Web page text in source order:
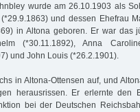
wurde am 26.10.1903 als
und dessen Ehefrau
in Altona geboren. Er war das
(*30.11.1892), Anna
und John Louis (*26.2.1901).
in Altona-Ottensen auf, und
herausrissen. Er erlernte den
bei der Deutschen